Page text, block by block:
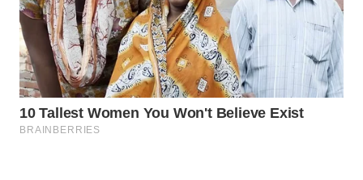
ID
MAWAKA
ID
MARTABAT
NET